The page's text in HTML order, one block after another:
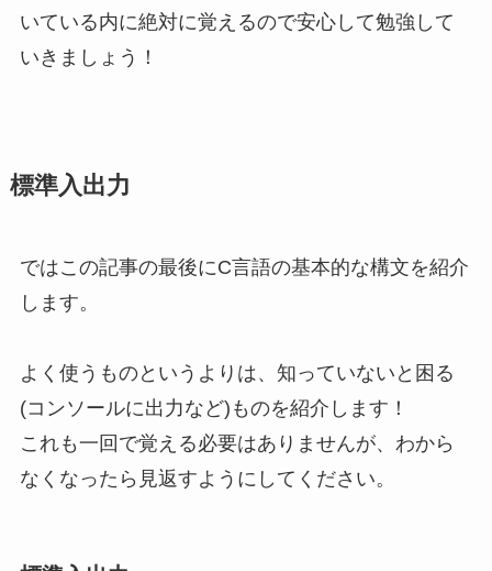
いている内に絶対に覚えるので安心して勉強して
いきましょう！
標準入出力
ではこの記事の最後にC言語の基本的な構文を紹介
します。
よく使うものというよりは、知っていないと困る
(コンソールに出力など)ものを紹介します！
これも一回で覚える必要はありませんが、わから
なくなったら見返すようにしてください。